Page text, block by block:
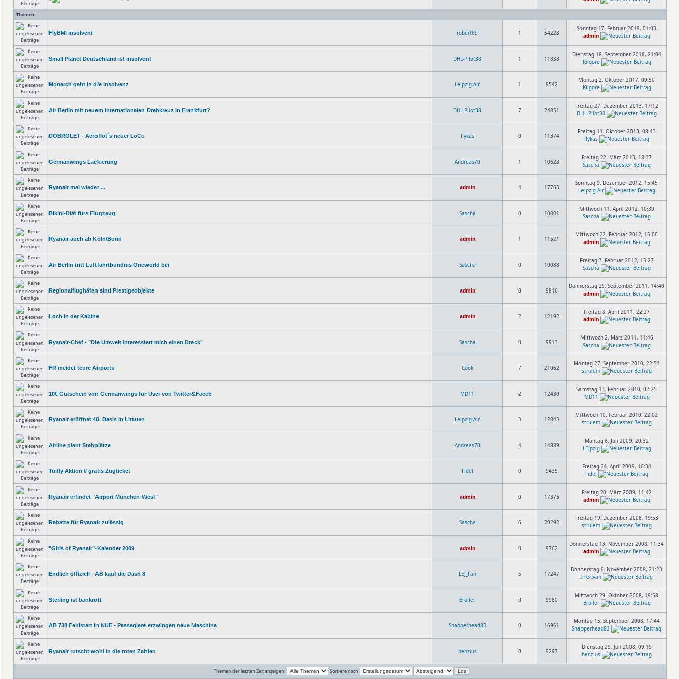
Themen
FlyBMI insolvent robert69 1 54228
Sonntag 17. Februar 2019, 01:03
admin
Small Planet Deutschland ist insolvent DHL-Pilot38 1 11838
Dienstag 18. September 2018, 21:04
Kilgore
Monarch geht in die Insolvenz Leipzig-Air 1 9542
Montag 2. Oktober 2017, 09:50
Kilgore
Air Berlin mit neuem internationalen Drehkreuz in Frankfurt? DHL-Pilot38 7 24851
Freitag 27. Dezember 2013, 17:12
DHL-Pilot38
DOBROLET - Aeroflot´s neuer LoCo flykas 0 11374
Freitag 11. Oktober 2013, 08:43
flykas
Germanwings Lackierung Andreas70 1 10628
Freitag 22. März 2013, 18:37
Sascha
Ryanair mal wieder ... admin 4 17763
Sonntag 9. Dezember 2012, 15:45
Leipzig-Air
Bikini-Diät fürs Flugzeug Sascha 0 10801
Mittwoch 11. April 2012, 10:39
Sascha
Ryanair auch ab Köln/Bonn admin 1 11521
Mittwoch 22. Februar 2012, 15:06
admin
Air Berlin tritt Luftfahrtbündnis Oneworld bei Sascha 0 10088
Freitag 3. Februar 2012, 13:27
Sascha
Regionalflughäfen sind Prestigeobjekte admin 0 9816
Donnerstag 29. September 2011, 14:40
admin
Loch in der Kabine admin 2 12192
Freitag 8. April 2011, 22:27
admin
Ryanair-Chef - "Die Umwelt interessiert mich einen Dreck" Sascha 0 9913
Mittwoch 2. März 2011, 11:46
Sascha
FR meidet teure Airports Cook 7 21062
Montag 27. September 2010, 22:51
strulem
10€ Gutschein von Germanwings für User von Twitter&Faceb MD11 2 12430
Samstag 13. Februar 2010, 02:25
MD11
Ryanair eröffnet 40. Basis in Litauen Leipzig-Air 3 12843
Mittwoch 10. Februar 2010, 22:02
strulem
Airline plant Stehplätze Andreas70 4 14889
Montag 6. Juli 2009, 20:32
LEJpzig
Tuifly Aktion // gratis Zugticket Fidel 0 9435
Freitag 24. April 2009, 16:34
Fidel
Ryanair erfindet "Airport München-West" admin 0 17375
Freitag 20. März 2009, 11:42
admin
Rabatte für Ryanair zulässig Sascha 6 20292
Freitag 19. Dezember 2008, 19:53
strulem
"Girls of Ryanair"-Kalender 2009 admin 0 9762
Donnerstag 13. November 2008, 11:34
admin
Endlich offiziell - AB kauf die Dash 8 LEJ_Fan 5 17247
Donnerstag 6. November 2008, 21:23
IrrerIvan
Sterling ist bankrott Broiler 0 9980
Mittwoch 29. Oktober 2008, 19:58
Broiler
AB 738 Fehlstart in NUE - Passagiere erzwingen neue Maschine Snapperhead83 0 16961
Montag 15. September 2008, 17:44
Snapperhead83
Ryanair rutscht wohl in die roten Zahlen henzius 0 9297
Dienstag 29. Juli 2008, 09:19
henzius
Themen der letzten Zeit anzeigen: Sortiere nach